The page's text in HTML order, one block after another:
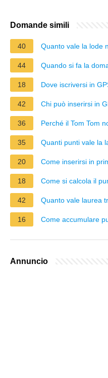
Domande simili
40 Quanto vale la lode
44 Quando si fa la
18 Dove iscriversi in
42 Chi può inserirsi in
36 Perché il Tom Tom
35 Quanti punti vale la
20 Come inserirsi in
18 Come si calcola il
42 Quanto vale laurea
16 Come accumulare
Annuncio